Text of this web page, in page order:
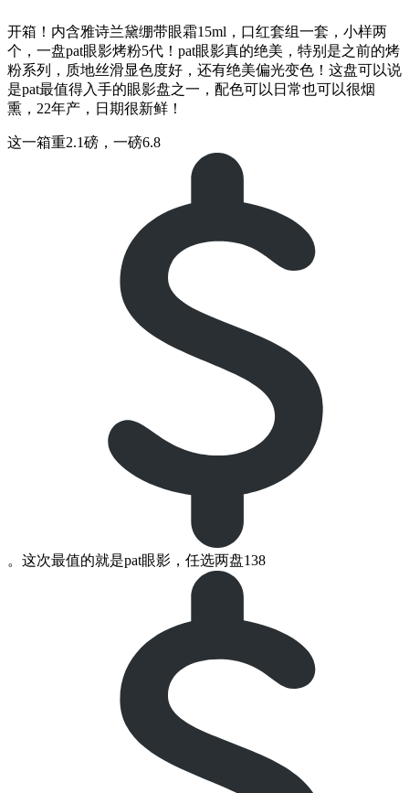
开箱！内含雅诗兰黛绷带眼霜15ml，口红套组一套，小样两
个，一盘pat眼影烤粉5代！pat眼影真的绝美，特别是之前的烤
粉系列，质地丝滑显色度好，还有绝美偏光变色！这盘可以说
是pat最值得入手的眼影盘之一，配色可以日常也可以很烟
熏，22年产，日期很新鲜！
这一箱重2.1磅，一磅6.8
。这次最值的就是pat眼影，任选两盘138